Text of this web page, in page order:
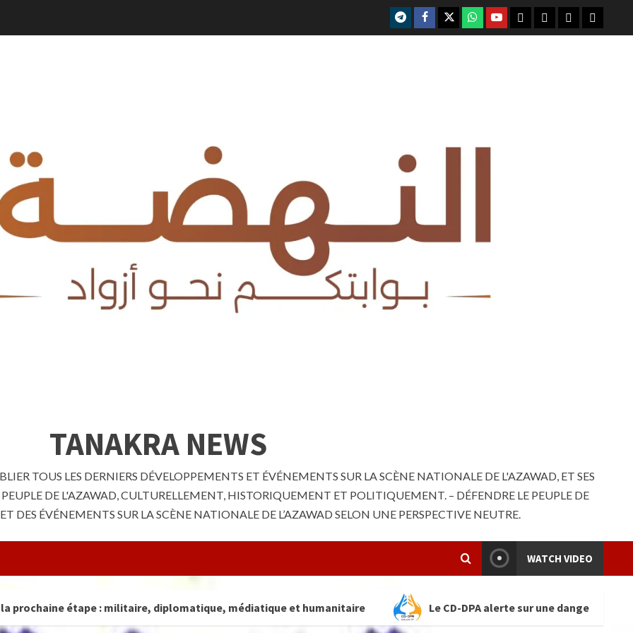
telegramfacebook
x whatsapyoutube
TANAKRA NEWS
TOUS LES DERNIERS DÉVELOPPEMENTS ET ÉVÉNEMENTS SUR LA SCÈNE NATIONALE DE L'AZAWAD, ET SES
DE L'AZAWAD, CULTURELLEMENT, HISTORIQUEMENT ET POLITIQUEMENT. – DÉFENDRE LE PEUPLE DE
DES ÉVÉNEMENTS SUR LA SCÈNE NATIONALE DE L’AZAWAD SELON UNE PERSPECTIVE NEUTRE.
WATCH VIDEO
: militaire, diplomatique, médiatique et humanitaire Le CD-DPA alerte sur une dangereuse escalade des